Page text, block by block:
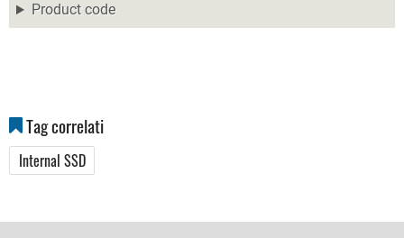
Product code
Tag correlati
Internal SSD